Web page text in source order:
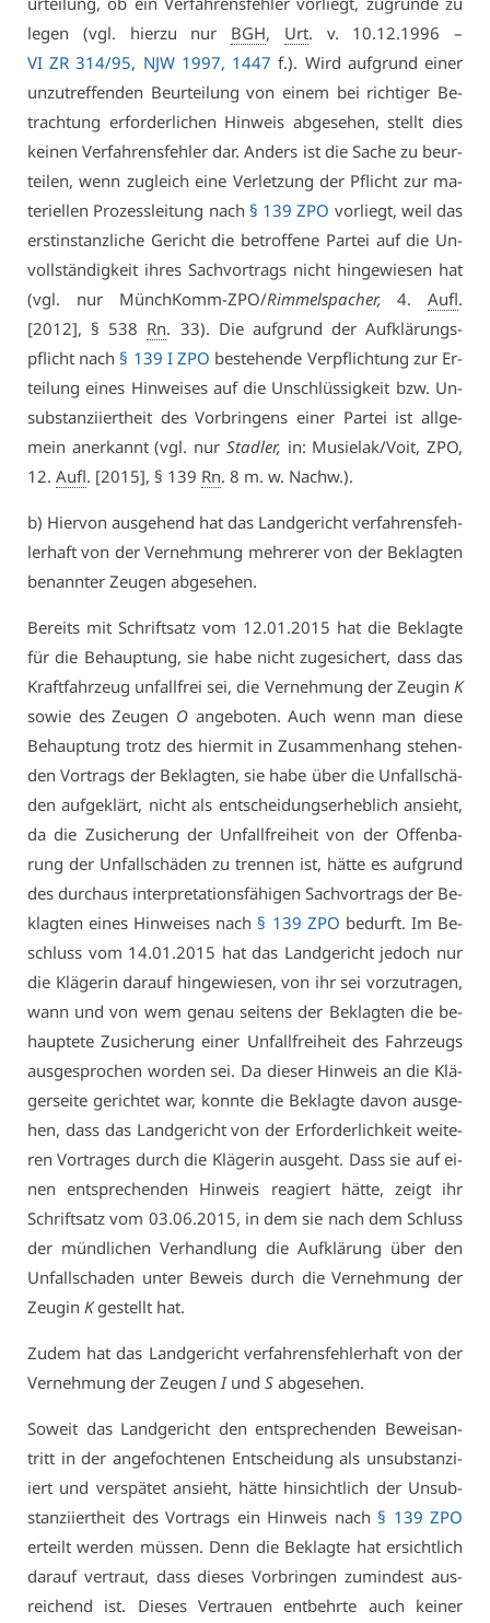
le­gen (vgl. hier­zu nur BGH, Urt. v. 10.12.1996 –
VI ZR 314/95, NJW 1997, 1447 f.). Wird auf­grund ei­ner
un­zu­tref­fen­den Be­ur­tei­lung von ei­nem bei rich­ti­ger Be­
trach­tung er­for­der­li­chen Hin­weis ab­ge­se­hen, stellt dies
kei­nen Ver­fah­rens­feh­ler dar. An­ders ist die Sa­che zu be­ur­
tei­len, wenn zu­gleich ei­ne Ver­let­zung der Pflicht zur ma­
te­ri­el­len Pro­zess­lei­tung nach § 139 ZPO vor­liegt, weil das
erst­in­stanz­li­che Ge­richt die be­trof­fe­ne Par­tei auf die Un­
voll­stän­dig­keit ih­res Sach­vor­trags nicht hin­ge­wie­sen hat
(vgl. nur Münch­Komm-ZPO/Rim­mel­s­pa­cher, 4. Aufl.
[2012], § 538 Rn. 33). Die auf­grund der Auf­klä­rungs­
pflicht nach § 139 I ZPO be­ste­hen­de Ver­pflich­tung zur Er­
tei­lung ei­nes Hin­wei­ses auf die Un­schlüs­sig­keit bzw. Un­
sub­stan­zi­iert­heit des Vor­brin­gens ei­ner Par­tei ist all­ge­
mein an­er­kannt (vgl. nur Stad­ler, in: Mu­sielak/Voit, ZPO,
12. Aufl. [2015], § 139 Rn. 8 m. w. Nachw.).
b) Hier­von aus­ge­hend hat das Land­ge­richt ver­fah­rens­feh­
ler­haft von der Ver­neh­mung meh­re­rer von der Be­klag­ten
be­nann­ter Zeu­gen ab­ge­se­hen.
Be­reits mit Schrift­satz vom 12.01.2015 hat die Be­klag­te
für die Be­haup­tung, sie ha­be nicht zu­ge­si­chert, dass das
Kraft­fahr­zeug un­fall­frei sei, die Ver­neh­mung der Zeu­gin K
so­wie des Zeu­gen Oan­ge­bo­ten. Auch wenn man die­se
Be­haup­tung trotz des hier­mit in Zu­sam­men­hang ste­hen­
den Vor­trags der Be­klag­ten, sie ha­be über die Un­fall­schä­
den auf­ge­klärt, nicht als ent­schei­dungs­er­heb­lich an­sieht,
da die Zu­si­che­rung der Un­fall­frei­heit von der Of­fen­ba­
rung der Un­fall­schä­den zu tren­nen ist, hät­te es auf­grund
des durch­aus in­ter­pre­ta­ti­ons­fä­hi­gen Sach­vor­trags der Be­
klag­ten ei­nes Hin­wei­ses nach § 139 ZPO be­durft. Im Be­
schluss vom 14.01.2015 hat das Land­ge­richt je­doch nur
die Klä­ge­rin dar­auf hin­ge­wie­sen, von ihr sei vor­zu­tra­gen,
wann und von wem ge­nau sei­tens der Be­klag­ten die be­
haup­te­te Zu­si­che­rung ei­ner Un­fall­frei­heit des Fahr­zeugs
aus­ge­spro­chen wor­den sei. Da die­ser Hin­weis an die Klä­
ger­sei­te ge­rich­tet war, konn­te die Be­klag­te da­von aus­ge­
hen, dass das Land­ge­richt von der Er­for­der­lich­keit wei­te­
ren Vor­tra­ges durch die Klä­ge­rin aus­geht. Dass sie auf ei­
nen ent­spre­chen­den Hin­weis re­agiert hät­te, zeigt ihr
Schrift­satz vom 03.06.2015, in dem sie nach dem Schluss
der münd­li­chen Ver­hand­lung die Auf­klä­rung über den
Un­fall­scha­den un­ter Be­weis durch die Ver­neh­mung der
Zeu­gin Kge­stellt hat.
Zu­dem hat das Land­ge­richt ver­fah­rens­feh­ler­haft von der
Ver­neh­mung der Zeu­genIund S ab­ge­se­hen.
So­weit das Land­ge­richt den ent­spre­chen­den Be­weis­an­
tritt in der an­ge­foch­te­nen Ent­schei­dung als un­sub­stan­zi­
iert und ver­spä­tet an­sieht, hät­te hin­sicht­lich der Un­sub­
stan­zi­iert­heit des Vor­trags ein Hin­weis nach § 139 ZPO
er­teilt wer­den müs­sen. Denn die Be­klag­te hat er­sicht­lich
dar­auf ver­traut, dass die­ses Vor­brin­gen zu­min­dest aus­
rei­chend ist. Die­ses Ver­trau­en ent­behr­te auch kei­ner